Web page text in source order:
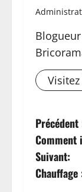
N
a
v
Précédent
Comment
Suivant: